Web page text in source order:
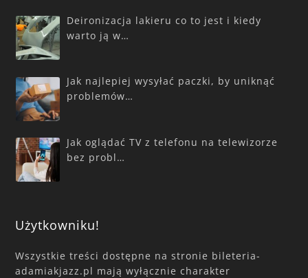
Deironizacja lakieru co to jest i kiedy
warto ją w…
Jak najlepiej wysyłać paczki, by uniknąć
problemów…
Jak oglądać TV z telefonu na telewizorze
bez probl…
Użytkowniku!
Wszystkie treści dostępne na stronie bileteria-
adamiakjazz.pl mają wyłącznie charakter